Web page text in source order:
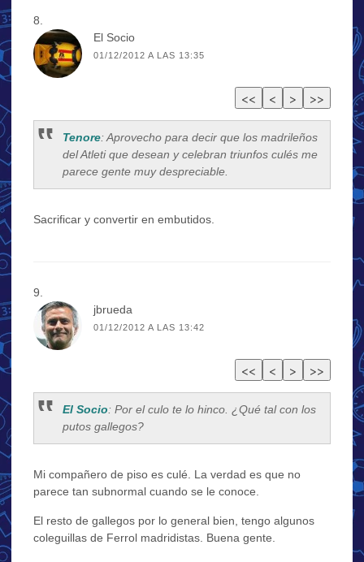
El Socio
01/12/2012 A LAS 13:35
Tenore: Aprovecho para decir que los madrileños
del Atleti que desean y celebran triunfos culés me
parece gente muy despreciable.
Sacrificar y convertir en embutidos.
jbrueda
01/12/2012 A LAS 13:42
El Socio: Por el culo te lo hinco. ¿Qué tal con los
putos gallegos?
Mi compañero de piso es culé. La verdad es que no
parece tan subnormal cuando se le conoce.
El resto de gallegos por lo general bien, tengo algunos
coleguillas de Ferrol madridistas. Buena gente.